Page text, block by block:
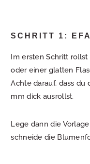
SCHRITT 1:
Im ersten Schritt
oder einer glatten
Achte darauf, dass du
mm dick ausrollst.
Lege dann die
schneide die